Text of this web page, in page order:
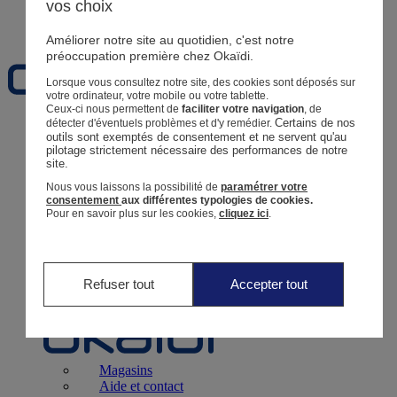
Naissance0 - 12 mois
Magasins
Retour
Bébé Fille3 mois - 5 ans
Magasins
Aide et contact
vos choix
Améliorer notre site au quotidien, c'est notre
préoccupation première chez Okaïdi.
Lorsque vous consultez notre site, des cookies sont déposés sur
votre ordinateur, votre mobile ou votre tablette.
Ceux-ci nous permettent defaciliter votre navigation , de
détecter d'éventuels problèmes et d'y remédier.Certains de nos
outils sont exemptés de consentement et ne servent qu'au
pilotage strictement nécessaire des performances de notre
site.
Nous vous laissons la possibilité deparamétrer votre
consentementaux différentes typologies de cookies.
Pour en savoir plus sur les cookies,cliquez ici
Refuser tout Accepter tout